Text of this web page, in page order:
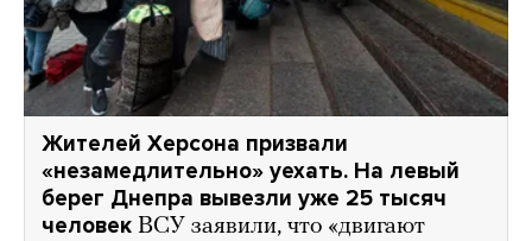
Жителей Херсона призвали
«незамедлительно» уехать. На левый
берег Днепра вывезли уже 25 тысяч
человек ВСУ заявили, что «двигают